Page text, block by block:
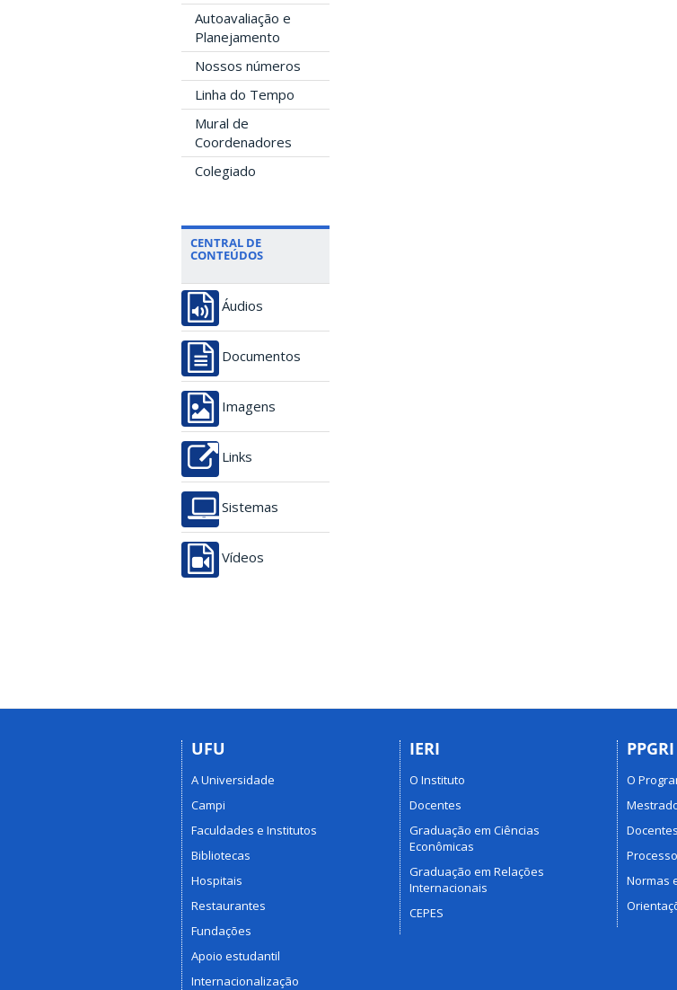
Autoavaliação e
Planejamento
Nossos números
Linha do Tempo
Mural de
Coordenadores
Colegiado
CENTRAL DE
CONTEÚDOS
Áudios
Documentos
Imagens
Links
Sistemas
Vídeos
UFU
A Universidade
Campi
Faculdades e Institutos
Bibliotecas
Hospitais
Restaurantes
Fundações
Apoio estudantil
Internacionalização
IERI
O Instituto
Docentes
Graduação em Ciências
Econômicas
Graduação em Relações
Internacionais
CEPES
PPGRI
O
Docentes
Normas